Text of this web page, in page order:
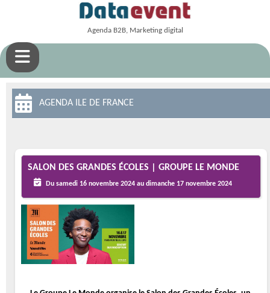
Agenda B2B, Marketing digital
AGENDA ILE DE FRANCE
SALON DES GRANDES ÉCOLES | GROUPE LE MONDE
Du samedi 16 novembre 2024 au dimanche 17 novembre 2024